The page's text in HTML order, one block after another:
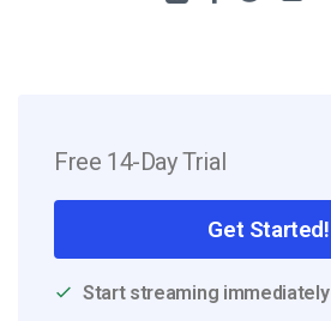
Free 14-Day Trial
Get Started!
Start streaming immediately